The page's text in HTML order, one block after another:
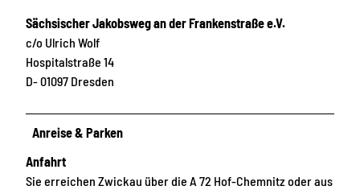
Sächsischer Jakobsweg an der Frankenstraße e.V.
c/o Ulrich Wolf
Hospitalstraße 14
D- 01097 Dresden
Anreise & Parken
Anfahrt
Sie erreichen Zwickau über die A 72 Hof-Chemnitz oder aus